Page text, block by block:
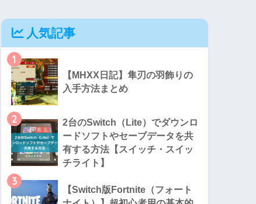
人気記事
1
【MHXX日記】隼刃の羽飾りの
入手方法まとめ
2
2台のSwitch（Lite）でダウンロ
ードソフトやセーブデータを共
有する方法【スイッチ・スイッ
チライト】
3
【Switch版Fortnite（フォート